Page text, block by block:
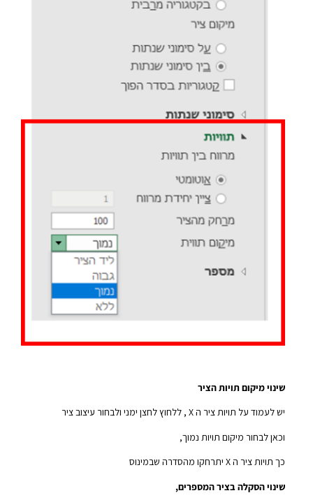
שינוי מיקום תויות הציר
יש לעמוד על תויות ציר ה X , ללחוץ לחצן ימני ולבחור עיצוב ציר
וכאן לבחור מיקום תויות נמוך,
כך תויות ציר ה X יתרחקו מהסדרה שבמינוס
שינוי הסקלה בציר המספרים,